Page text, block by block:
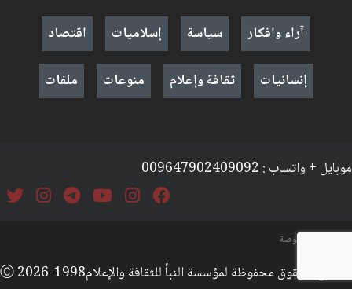
آراء وافكار
سياسة إسلاميات
اقتصاد
إنسانيات
ثقافة وإعلام منوعات ملفات
موبايل + واتساب : 009647902409092
السياسة والخصوصة
جميع الحقوق محفوظة لمؤسسة النبأ للثقافة والإعلامⒸ 2026-1998